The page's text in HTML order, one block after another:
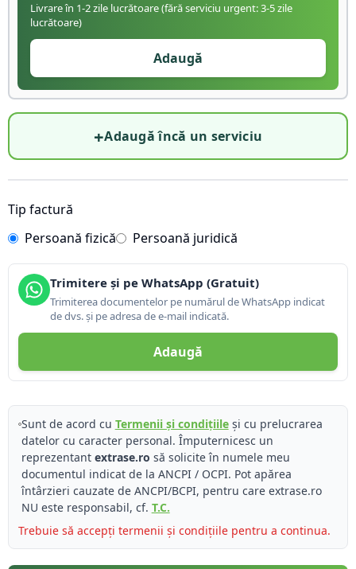
Livrare în 1-2 zile lucrătoare (fără serviciu urgent: 3-5 zile
lucrătoare)
Adaugă
+Adaugă încă un serviciu
Tip factură
Persoană fizică
Persoană juridică
Trimitere și pe WhatsApp (Gratuit)
Trimiterea documentelor pe numărul de WhatsApp indicat
de dvs. și pe adresa de e-mail indicată.
Adaugă
Sunt de acord cu Termenii și condițiileși cu prelucrarea
datelor cu caracter personal. Împuternicesc un
reprezentant extrase.ro să solicite în numele meu
documentul indicat de la ANCPI / OCPI. Pot apărea
întârzieri cauzate de ANCPI/BCPI, pentru care extrase.ro
NU este responsabil, cf. T.C.
Trebuie să accepți termenii și condițiile pentru a continua.